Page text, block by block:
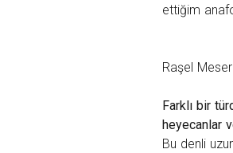
ettiğim
Raşel
Farklı bir
heyecanlar
Bu denli